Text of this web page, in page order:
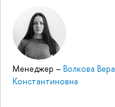
Менеджер – Волкова Вера
Константиновна